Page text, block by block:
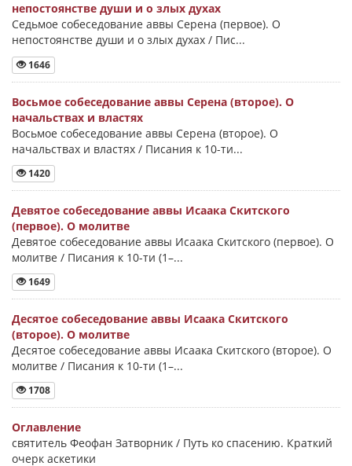
непостоянстве души и о злых духах
Седьмое собеседование аввы Серена (первое). О
непостоянстве души и о злых духах / Пис...
1646
Восьмое собеседование аввы Серена (второе). О
начальствах и властях
Восьмое собеседование аввы Серена (второе). О
начальствах и властях / Писания к 10-ти...
1420
Девятое собеседование аввы Исаака Скитского
(первое). О молитве
Девятое собеседование аввы Исаака Скитского (первое). О
молитве / Писания к 10-ти (1–...
1649
Десятое собеседование аввы Исаака Скитского
(второе). О молитве
Десятое собеседование аввы Исаака Скитского (второе). О
молитве / Писания к 10-ти (1–...
1708
Оглавление
святитель Феофан Затворник / Путь ко спасению. Краткий
очерк аскетики